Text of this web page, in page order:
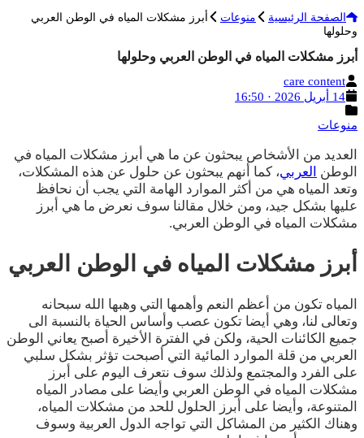
الصفحة الرئيسية منوعات
أبرز مشكلات المياه في الوطن العربي
وحلولها
أبرز مشكلات المياه في الوطن العربي وحلولها
الكاتب
care content
تاريخ
النشر
14 أبريل 2026 · 16:50
التصنيفات
منوعات
العديد من الأشخاص يبحثون عن ما هي أبرز مشكلات المياه في
الوطن العربي، كما أنهم يبحثون عن حلول عن هذه المشكلات،
وتعد المياه هي من أكثر الموارد الهامة التي يجب أن نحافظ
عليها بشكل جيد، ومن خلال مقالنا سوف نعرض ما هي أبرز
مشكلات المياه في الوطن العربي.
أبرز مشكلات المياه في الوطن العربي
المياه تكون من أعظم النعم وأهمها التي وهبها الله سبحانه
وتعالى لنا، وهي أيضا تكون عصب وأساس الحياة بالنسبة الى
جميع الكائنات الحية، ولكن في الفترة الأخيرة أصبح يعاني الوطن
العربي من قلة الموارد المائية التي أصبحت تؤثر بشكل سلبي
على الفرد والمجتمع ولذلك سوف نتعرف اليوم على أبرز
مشكلات المياه في الوطن العربي وأيضا على مصادر المياه
المتنوعة، وأيضا على أبرز الحلول للحد من مشكلات المياه،
وهناك الكثير من المشاكل التي تواجه الدول العربية وسوف